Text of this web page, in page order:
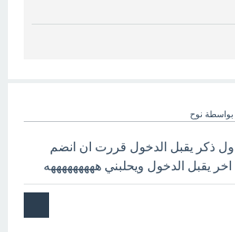
بواسطة نوح
اول ذكر يقبل الدخول قررت ان انضم
اخر يقبل الدخول ويحلبني هههههههههه